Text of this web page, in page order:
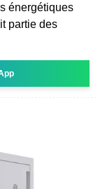
énergétiques
partie des